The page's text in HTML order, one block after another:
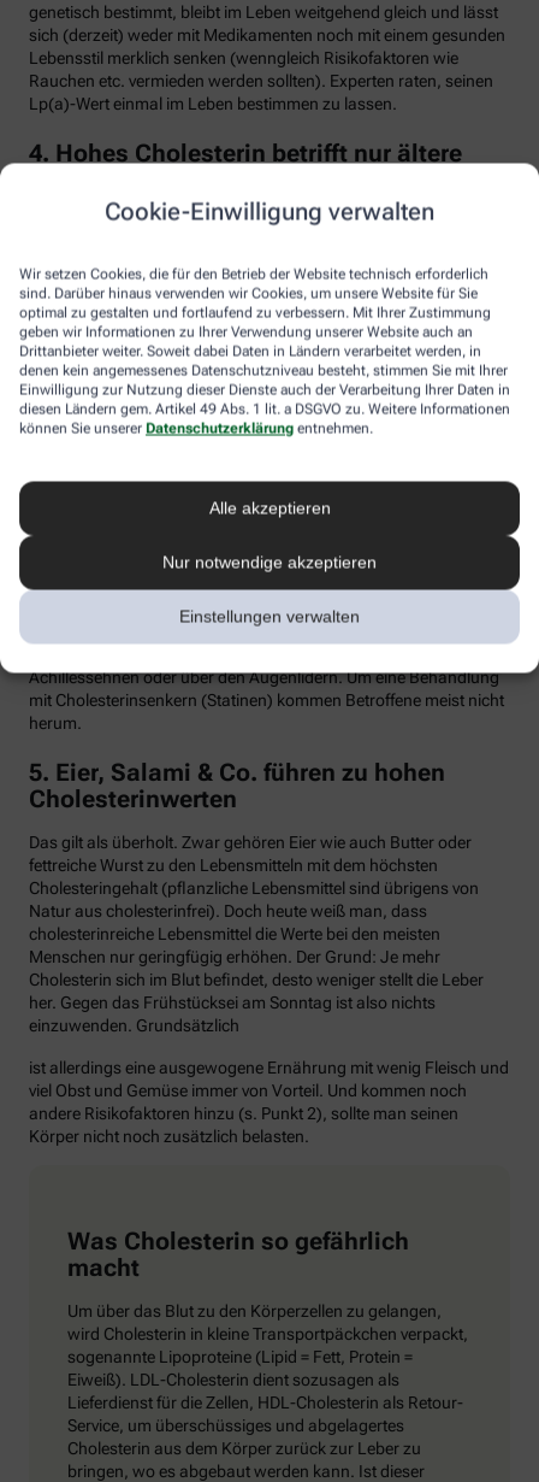
Cookie-Einwilligung verwalten
Wir setzen Cookies, die für den Betrieb der Website technisch erforderlich
sind. Darüber hinaus verwenden wir Cookies, um unsere Website für Sie
optimal zu gestalten und fortlaufend zu verbessern. Mit Ihrer Zustimmung
geben wir Informationen zu Ihrer Verwendung unserer Website auch an
Drittanbieter weiter. Soweit dabei Daten in Ländern verarbeitet werden, in
denen kein angemessenes Datenschutzniveau besteht, stimmen Sie mit Ihrer
Einwilligung zur Nutzung dieser Dienste auch der Verarbeitung Ihrer Daten in
diesen Ländern gem. Artikel 49 Abs. 1 lit. a DSGVO zu. Weitere Informationen
können Sie unserer Datenschutzerklärung entnehmen.
Alle akzeptieren
Nur notwendige akzeptieren
Einstellungen verwalten
genetisch bestimmt, bleibt im Leben weitgehend gleich und lässt
sich (derzeit) weder mit Medikamenten noch mit einem gesunden
Lebensstil merklich senken (wenngleich Risikofaktoren wie
Rauchen etc. vermieden werden sollten). Experten raten, seinen
Lp(a)-Wert einmal im Leben bestimmen zu lassen.
4. Hohes Cholesterin betrifft nur ältere
Falsch. Zwar steigt das Risiko für erhöhte Cholesterinwerte mit
Hypercholesterinämie (FH) haben jedoch schon von Geburt an
erhöhte Blutfettwerte. Bei der erblich bedingten
Stoffwechselerkrankung sammelt sich durch einen Gendefekt
sehr viel LDL-Cholesterin im Blut an (über 190 bis 500 mg/dl) und
lagert sich an den Wänden der Arterien und Venen ab. Betroffene
entwickeln oft schon im jungen Erwachsenenalter eine
Arteriosklerose.
bis zur Menopause durch Hormone besser geschützt, bei ihnen
sind es rund 30 Prozent bis zum Alter von 60 Jahren. Die familiäre
Hypercholesterinämie kommt bei etwa einer von 300 Personen
vor. Sind in der Familie Fälle von frühen Herzinfarkten, Stents oder
Bypass-Operationen bekannt, sollte man sein Cholesterin
dringend überprüfen lassen. Anzeichen können auch gelbliche
Achillessehnen oder über den Augenlidern. Um eine Behandlung
mit Cholesterinsenkern (Statinen) kommen Betroffene meist nicht
herum.
5. Eier, Salami & Co. führen zu hohen
Cholesterinwerten
Das gilt als überholt. Zwar gehören Eier wie auch Butter oder
fettreiche Wurst zu den Lebensmitteln mit dem höchsten
Cholesteringehalt (pflanzliche Lebensmittel sind übrigens von
Natur aus cholesterinfrei). Doch heute weiß man, dass
cholesterinreiche Lebensmittel die Werte bei den meisten
Menschen nur geringfügig erhöhen. Der Grund: Je mehr
Cholesterin sich im Blut befindet, desto weniger stellt die Leber
her. Gegen das Frühstücksei am Sonntag ist also nichts
einzuwenden. Grundsätzlich
ist allerdings eine ausgewogene Ernährung mit wenig Fleisch und
viel Obst und Gemüse immer von Vorteil. Und kommen noch
andere Risikofaktoren hinzu (s. Punkt 2), sollte man seinen
Körper nicht noch zusätzlich belasten.
Was Cholesterin so gefährlich
macht
Um über das Blut zu den Körperzellen zu gelangen,
wird Cholesterin in kleine Transportpäckchen verpackt,
sogenannte Lipoproteine (Lipid = Fett, Protein =
Eiweiß). LDL-Cholesterin dient sozusagen als
Lieferdienst für die Zellen, HDL-Cholesterin als Retour-
Service, um überschüssiges und abgelagertes
Cholesterin aus dem Körper zurück zur Leber zu
bringen, wo es abgebaut werden kann. Ist dieser